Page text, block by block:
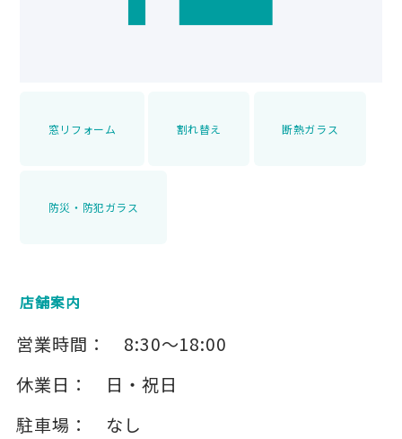
窓リフォーム 割れ替え 断熱ガラス
防災・防犯ガラス
店舗案内
営業時間：
8:30～18:00
休業日：
日・祝日
駐車場：
なし